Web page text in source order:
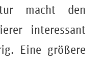
macht den
interessant
Eine größere